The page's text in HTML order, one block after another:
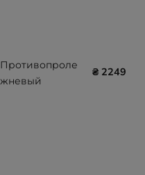
Противопроле
жневый
₴ 2249